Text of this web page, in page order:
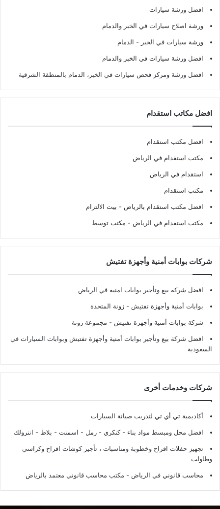
افضل ورشة سيارات
ورشة اصلاح سيارات في الخبر والدمام
ورشة سيارات في الخبر - الدمام
افضل ورشة سيارات في الخبر والدمام
افضل ورشة ومركز فحص سيارات في الخبر، الدمام بالمنطقة الشرقية
افضل مكاتب استقدام
افضل مكتب استقدام
مكتب استقدام في الرياض
استقدام في الرياض
مكتب استقدام
افضل مكتب استقدام بالرياض - بيت الالتزام
مكتب استقدام في الرياض - مكتب توسط
شركات بوابات أمنية وأجهزة تفتيش
افضل شركة بيع وتأجير بوابات امنية في الرياض
بوابات أمنية وأجهزة تفتيش - زونة المتحدة
شركة بوابات أمنية وأجهزة تفتيش - مجموعة زونة
افضل شركة بيع وتأجير بوابات أمنية وأجهزة تفتيش وبوابات السيارات في
السعودية
شركات وخدمات أخرى
أكاديمية تي أي تي لتدريب صيانة السيارات
افضل محل ومبسط مواد بناء - كنكري - رمل - اسمنت - بلاط - انترولك
تجهيز حفلات افراح وخطوبة ومناسبات ، تأجير كوشات افراح وكراسي
وطاولت
محاسب قانوني في الرياض - مكتب محاسب قانوني معتمد بالرياض